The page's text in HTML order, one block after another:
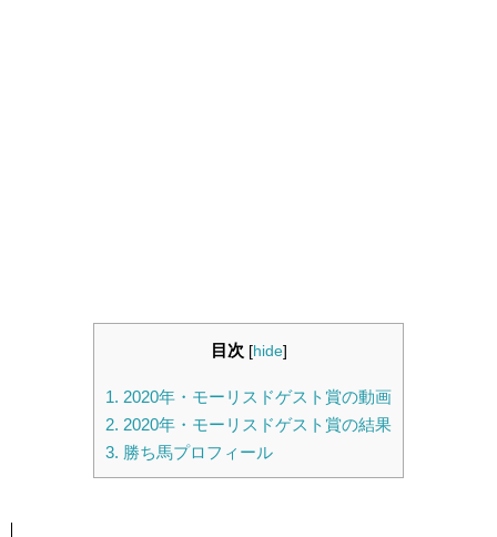
目次 [hide]
1. 2020年・モーリスドゲスト賞の動画
2. 2020年・モーリスドゲスト賞の結果
3. 勝ち馬プロフィール